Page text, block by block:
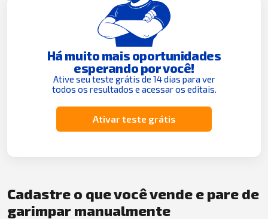
Há muito mais oportunidades
esperando por você!
Ative seu teste grátis de 14 dias para ver
todos os resultados e acessar os editais.
Ativar teste grátis
Cadastre o que você vende e pare de
garimpar manualmente